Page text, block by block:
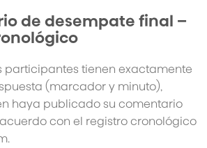
de desempate final –
participantes tienen exactamente
(marcador y minuto),
haya publicado su comentario
con el registro cronológico